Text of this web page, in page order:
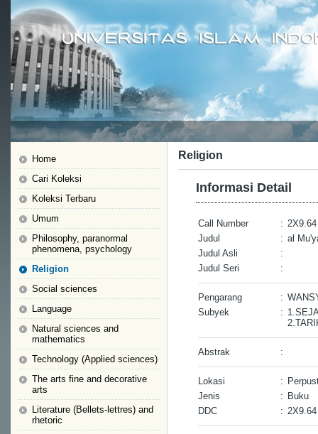
Home
Cari Koleksi
Koleksi Terbaru
Umum
Philosophy, paranormal
phenomena, psychology
Religion
Social sciences
Language
Natural sciences and
mathematics
Technology (Applied sciences)
The arts fine and decorative
arts
Literature (Bellets-lettres) and
rhetoric
Religion
Informasi Detail
Call Number :
Judul
: al
Judul Asli
:
Judul Seri
:
Pengarang :
Subyek
:
Abstrak :
Lokasi :
Jenis
: Buku
DDC
: 2X9.64